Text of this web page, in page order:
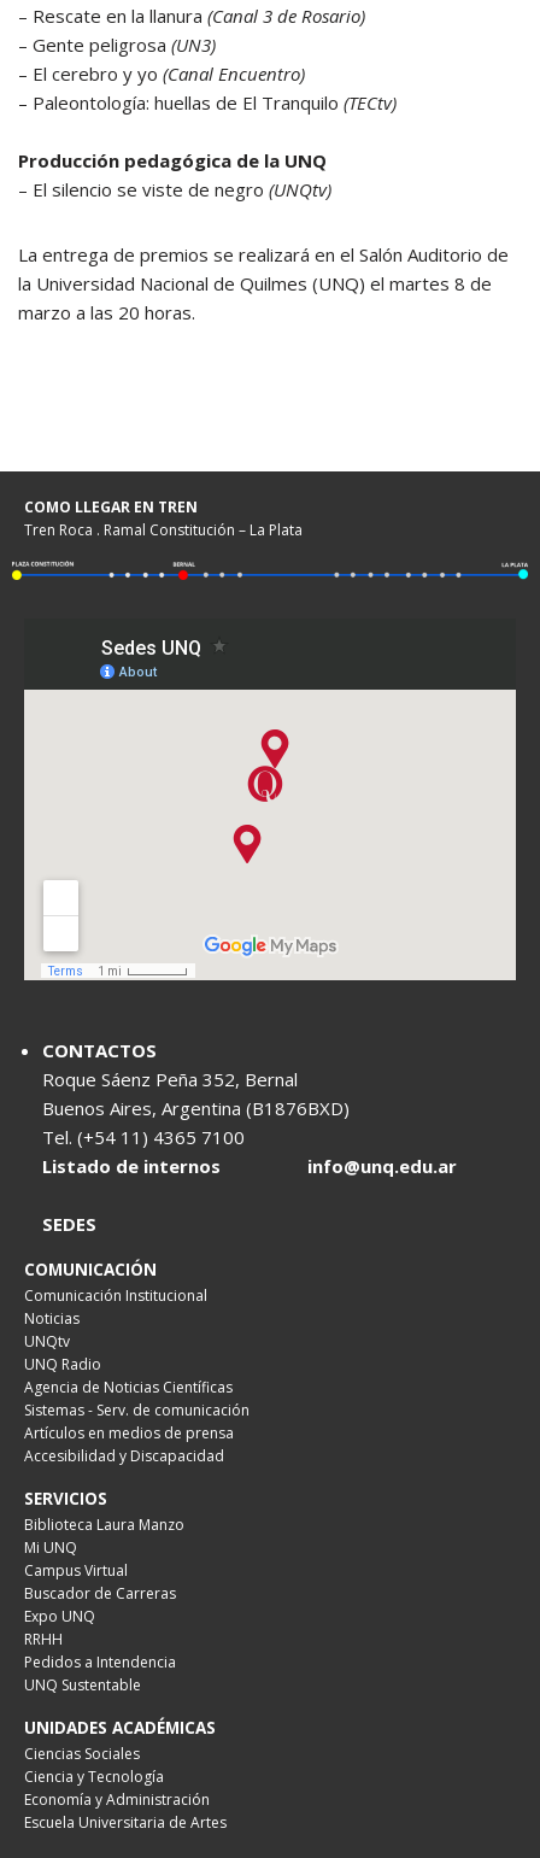
– Rescate en la llanura (Canal 3 de Rosario)
– Gente peligrosa (UN3)
– El cerebro y yo (Canal Encuentro)
– Paleontología: huellas de El Tranquilo (TECtv)
Producción pedagógica de la UNQ
– El silencio se viste de negro (UNQtv)
La entrega de premios se realizará en el Salón Auditorio de
la Universidad Nacional de Quilmes (UNQ) el martes 8 de
marzo a las 20 horas.
COMO LLEGAR EN TREN
Tren Roca . Ramal Constitución – La Plata
CONTACTOS
Roque Sáenz Peña 352, Bernal
Buenos Aires, Argentina (B1876BXD)
Tel. (+54 11) 4365 7100
Listado de internos
info@unq.edu.ar
SEDES
COMUNICACIÓN
Comunicación Institucional
Noticias
UNQtv
UNQ Radio
Agencia de Noticias Científicas
Sistemas - Serv. de comunicación
Artículos en medios de prensa
Accesibilidad y Discapacidad
SERVICIOS
Biblioteca Laura Manzo
Mi UNQ
Campus Virtual
Buscador de Carreras
Expo UNQ
RRHH
Pedidos a Intendencia
UNQ Sustentable
UNIDADES ACADÉMICAS
Ciencias Sociales
Ciencia y Tecnología
Economía y Administración
Escuela Universitaria de Artes